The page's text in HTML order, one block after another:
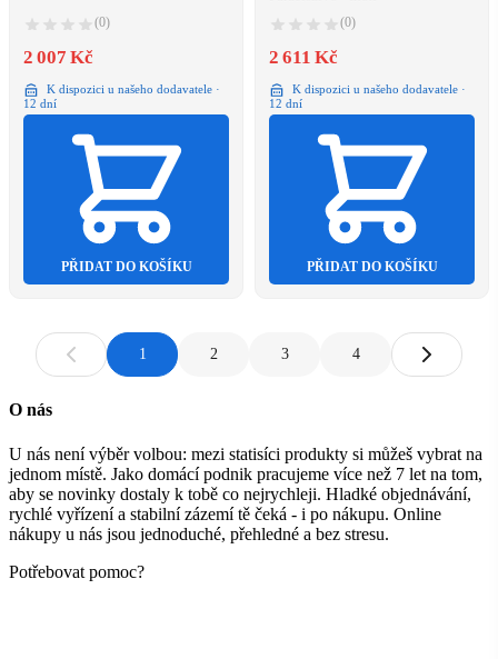
(0)
2 007 Kč
K dispozici u našeho dodavatele ·
12 dní
PŘIDAT DO KOŠÍKU
(0)
2 611 Kč
K dispozici u našeho dodavatele ·
12 dní
PŘIDAT DO KOŠÍKU
1 2 3 4
O nás
U nás není výběr volbou: mezi statisíci produkty si můžeš vybrat na
jednom místě. Jako domácí podnik pracujeme více než 7 let na tom,
aby se novinky dostaly k tobě co nejrychleji. Hladké objednávání,
rychlé vyřízení a stabilní zázemí tě čeká - i po nákupu. Online
nákupy u nás jsou jednoduché, přehledné a bez stresu.
Potřebovat pomoc?